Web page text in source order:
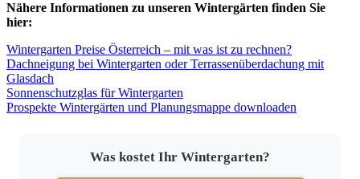
Nähere Informationen zu unseren Wintergärten finden Sie
hier:
Wintergarten Preise Österreich – mit was ist zu rechnen?
Dachneigung bei Wintergarten oder Terrassenüberdachung mit
Glasdach
Sonnenschutzglas für Wintergarten
Prospekte Wintergärten und Planungsmappe downloaden
Was kostet Ihr Wintergarten?